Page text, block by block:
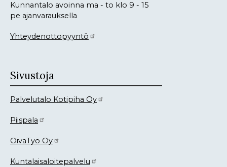
Kunnantalo avoinna ma - to klo 9 - 15
pe ajanvarauksella
Yhteydenottopyyntö
Sivustoja
Palvelutalo Kotipiha Oy
Piispala
OivaTyö Oy
Kuntalaisaloitepalvelu